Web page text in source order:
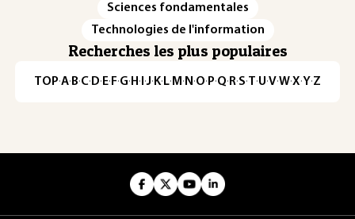
Sciences fondamentales
Technologies de l'information
Recherches les plus populaires
TOP·A·B·C· D· E· F·G· H · ·J· K· L· M · N ·O· P·Q· R·S·T·U·V·W·X·Y·Z